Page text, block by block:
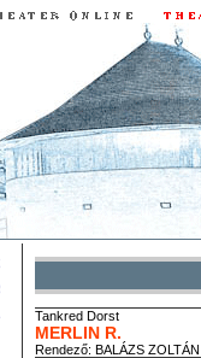
Tankred Dorst
MERLIN R.
Rendező: BALÁZS ZOLTÁN